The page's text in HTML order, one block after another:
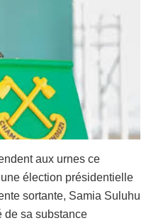
aux urnes ce
élection présidentielle
sortante, Samia Suluhu
de sa substance